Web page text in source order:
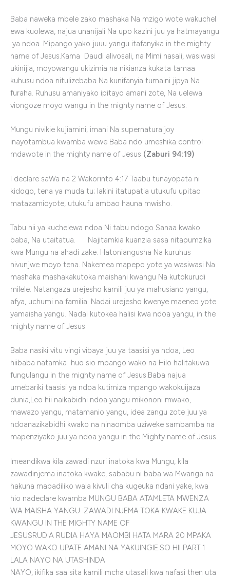
Baba naweka mbele zako mashaka Na mzigo wote wakuchel
ewa kuolewa, najua unanijali Na upo kazini juu ya hatmayangu
ya ndoa. Mipango yako juuu yangu itafanyika in the mighty
name of Jesus.Kama Daudi alivosali, na Mimi nasali, wasiwasi
ukinijia, moyowangu ukizimia na nikianza kukata tamaa
kuhusu ndoa nitulizebaba Na kunifanyia tumaini jipya Na
furaha. Ruhusu amaniyako ipitayo amani zote, Na uelewa
viongoze moyo wangu in the mighty name of Jesus.
Mungu nivikie kujiamini, imani Na supernaturaljoy
inayotambua kwamba wewe Baba ndo umeshika control
mdawote in the mighty name of Jesus (Zaburi 94:19)
I declare saWa na 2 Wakorinto 4:17 Taabu tunayopata ni
kidogo, tena ya muda tu; lakini itatupatia utukufu upitao
matazamioyote, utukufu ambao hauna mwisho.
Tabu hii ya kuchelewa ndoa Ni tabu ndogo Sanaa kwako
baba, Na utaitatua. Najitamkia kuanzia sasa nitapumzika
kwa Mungu na ahadi zake. Hatoniangusha Na kuruhus
nivunjwe moyo tena. Nakemea mapepo yote ya wasiwasi Na
mashaka mashakakutoka maishani kwangu Na kutokurudi
milele. Natangaza urejesho kamili juu ya mahusiano yangu,
afya, uchumi na familia. Nadai urejesho kwenye maeneo yote
yamaisha yangu. Nadai kutokea halisi kwa ndoa yangu, in the
mighty name of Jesus.
Baba nasiki vitu vingi vibaya juu ya taasisi ya ndoa, Leo
hiibaba natamka huo sio mpango wako na Hilo halitakuwa
fungulangu in the mighty name of Jesus.Baba najua
umebariki taasisi ya ndoa kutimiza mpango wakokuijaza
dunia,Leo hii naikabidhi ndoa yangu mikononi mwako,
mawazo yangu, matamanio yangu, idea zangu zote juu ya
ndoanazikabidhi kwako na ninaomba uziweke sambamba na
mapenziyako juu ya ndoa yangu in the Mighty name of Jesus.
Imeandikwa kila zawadi nzuri inatoka kwa Mungu, kila
zawadinjema inatoka kwake, sababu ni baba wa Mwanga na
hakuna mabadiliko wala kivuli cha kugeuka ndani yake, kwa
hio nadeclare kwamba MUNGU BABA ATAMLETA MWENZA
WA MAISHA YANGU. ZAWADI NJEMA TOKA KWAKE KUJA
KWANGU IN THE MIGHTY NAME OF
JESUSRUDIA RUDIA HAYA MAOMBI HATA MARA 20 MPAKA
MOYO WAKO UPATE AMANI NA YAKUINGIE. SO HII PART 1
LALA NAYO NA UTASHINDA
NAYO ikifika saa sita kamili mcha utasali kwa nafasi then uta